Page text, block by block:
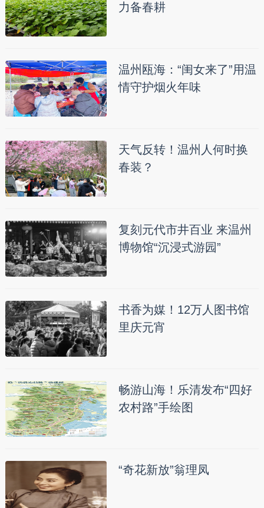
力备春耕
温州瓯海：“闺女来了”用温
情守护烟火年味
天气反转！温州人何时换
春装？
复刻元代市井百业 来温州
博物馆“沉浸式游园”
书香为媒！12万人图书馆
里庆元宵
畅游山海！乐清发布“四好
农村路”手绘图
“奇花新放”翁理凤